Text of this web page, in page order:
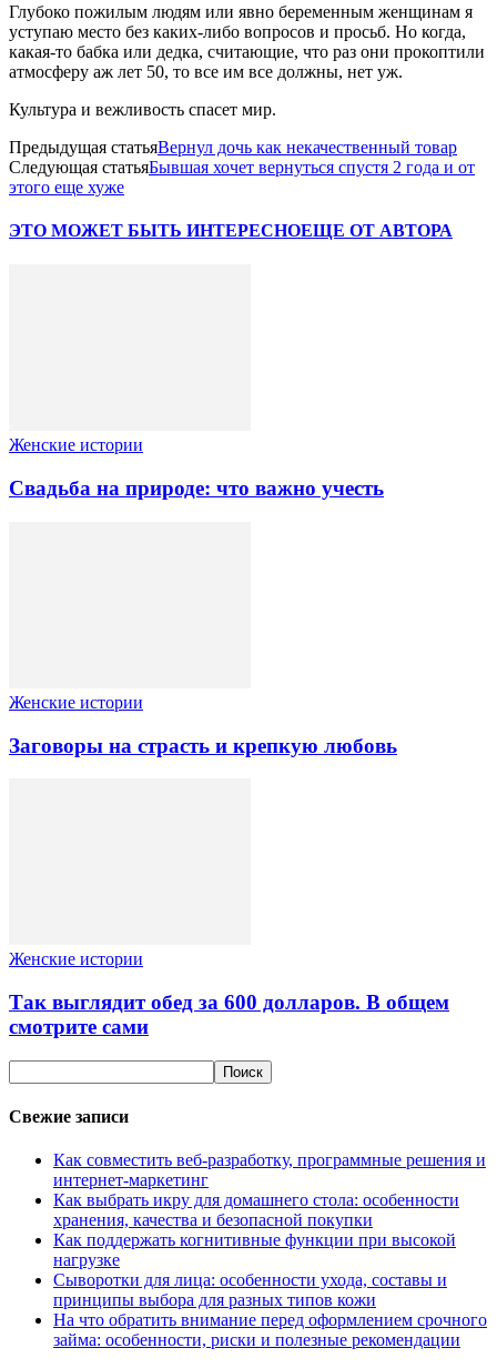
Глубоко пожилым людям или явно беременным женщинам я
уступаю место без каких-либо вопросов и просьб. Но когда,
какая-то бабка или дедка, считающие, что раз они прокоптили
атмосферу аж лет 50, то все им все должны, нет уж.
Культура и вежливость спасет мир.
Предыдущая статьяВернул дочь как некачественный товар
Следующая статьяБывшая хочет вернуться спустя 2 года и от
этого еще хуже
ЭТО МОЖЕТ БЫТЬ ИНТЕРЕСНОЕЩЕ ОТ АВТОРА
Женские истории
Свадьба на природе: что важно учесть
Женские истории
Заговоры на страсть и крепкую любовь
Женские истории
Так выглядит обед за 600 долларов. В общем
смотрите сами
Свежие записи
Как совместить веб-разработку, программные решения и
интернет-маркетинг
Как выбрать икру для домашнего стола: особенности
хранения, качества и безопасной покупки
Как поддержать когнитивные функции при высокой
нагрузке
Сыворотки для лица: особенности ухода, составы и
принципы выбора для разных типов кожи
На что обратить внимание перед оформлением срочного
займа: особенности, риски и полезные рекомендации